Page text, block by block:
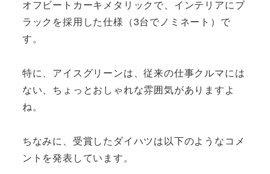
オフビートカーキメタリックで、インテリアにブ
ラックを採用した仕様（3台でノミネート）で
す。
特に、アイスグリーンは、従来の仕事クルマには
ない、ちょっとおしゃれな雰囲気がありますよ
ね。
ちなみに、受賞したダイハツは以下のようなコメ
ントを発表しています。